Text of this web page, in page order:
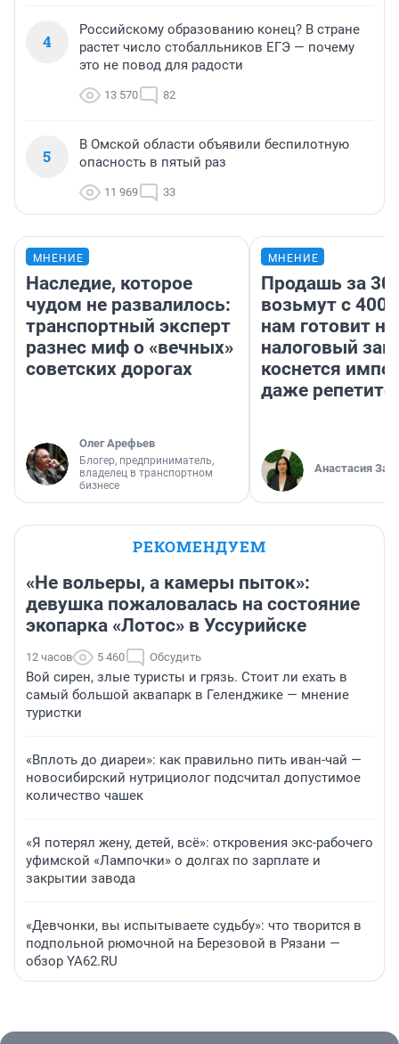
4
Российскому образованию конец? В стране
растет число стобалльников ЕГЭ — почему
это не повод для радости
13 570 82
5
В Омской области объявили беспилотную
опасность в пятый раз
11 969 33
МНЕНИЕ
Наследие, которое
чудом не развалилось:
транспортный эксперт
разнес миф о «вечных»
советских дорогах
Олег Арефьев
Блогер, предприниматель,
владелец в транспортном
бизнесе
МНЕНИЕ
Продашь за
возьмут с
нам готовит
налоговый
коснется
даже
Анастасия
РЕКОМЕНДУЕМ
«Не вольеры, а камеры пыток»:
девушка пожаловалась на состояние
экопарка «Лотос» в Уссурийске
12 часов 5 460 Обсудить
Вой сирен, злые туристы и грязь. Стоит ли ехать в
самый большой аквапарк в Геленджике — мнение
туристки
«Вплоть до диареи»: как правильно пить иван-чай —
новосибирский нутрициолог подсчитал допустимое
количество чашек
«Я потерял жену, детей, всё»: откровения экс-рабочего
уфимской «Лампочки» о долгах по зарплате и
закрытии завода
«Девчонки, вы испытываете судьбу»: что творится в
подпольной рюмочной на Березовой в Рязани —
обзор YA62.RU